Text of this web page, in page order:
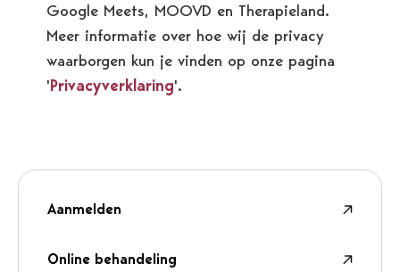
Aanmelden
Online behandeling
Google Meets, MOOVD en Therapieland.
Meer informatie over hoe wij de privacy
waarborgen kun je vinden op onze pagina
'Privacyverklaring'.